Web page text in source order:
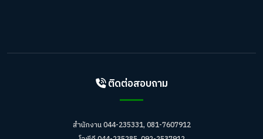
ติดต่อสอบถาม
สำนักงาน 044-235331, 081-7607912